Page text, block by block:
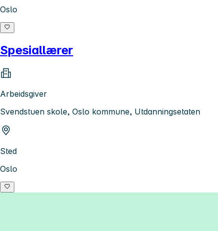
Oslo
Spesiallærer
Arbeidsgiver
Svendstuen skole, Oslo kommune, Utdanningsetaten
Sted
Oslo